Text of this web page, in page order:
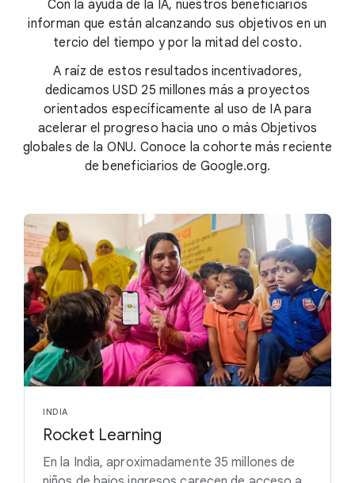
Con la ayuda de la IA, nuestros beneficiarios
informan que están alcanzando sus objetivos en un
tercio del tiempo y por la mitad del costo.
A raíz de estos resultados incentivadores,
dedicamos USD 25 millones más a proyectos
orientados específicamente al uso de IA para
acelerar el progreso hacia uno o más Objetivos
globales de la ONU. Conoce la cohorte más reciente
de beneficiarios de Google.org.
INDIA
Rocket Learning
En la India, aproximadamente 35 millones de